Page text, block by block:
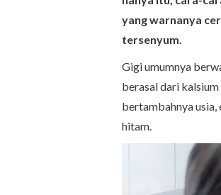
yang warnanya
tersenyum.
Gigi umumnya
berasal dari
bertambahnya
hitam.